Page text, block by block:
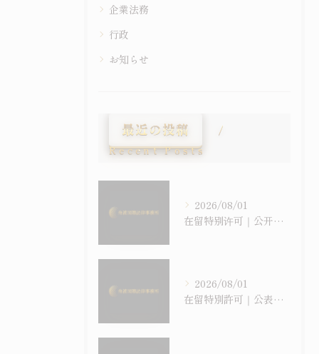
企業法務
行政
お知らせ
最近の投稿
Recent Posts
2026/08/01
在留特别许可｜公开事例是“裁量基准”的一种，但并非所有许可都被公开
2026/08/01
在留特別許可｜公表事例は「裁量基準」の一種、しかし公表されていない許可もある